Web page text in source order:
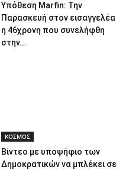
Υπόθεση Marfin: Την
Παρασκευή στον εισαγγελέα
η 46χρονη που συνελήφθη
στην...
ΚΟΣΜΟΣ
Βίντεο με υποψήφιο των
Δημοκρατικών να μπλέκει σε